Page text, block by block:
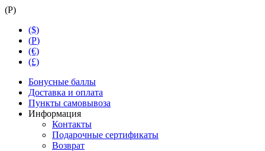
(Р)
($)
(Р)
(€)
(£)
Бонусные баллы
Доставка и оплата
Пункты самовывоза
Информация
Контакты
Подарочные сертификаты
Возврат